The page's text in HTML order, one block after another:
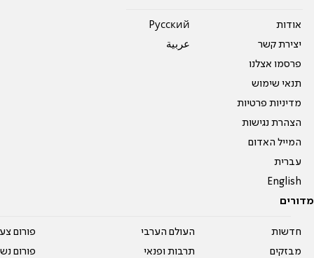
אודות
יצירת קשר
פרסמו אצלנו
תנאי שימוש
מדיניות פרטיות
הצהרת נגישות
המייל האדום
עברית
English
Pусский
عربية
מדורים
חדשות
מבזקים
העולם הערבי
תרבות ופנאי
פורום
פורום